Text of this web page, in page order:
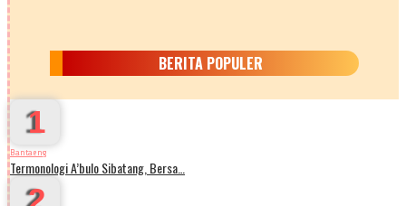
BERITA POPULER
1
Bantaeng
Termonologi A’bulo Sibatang, Bersa…